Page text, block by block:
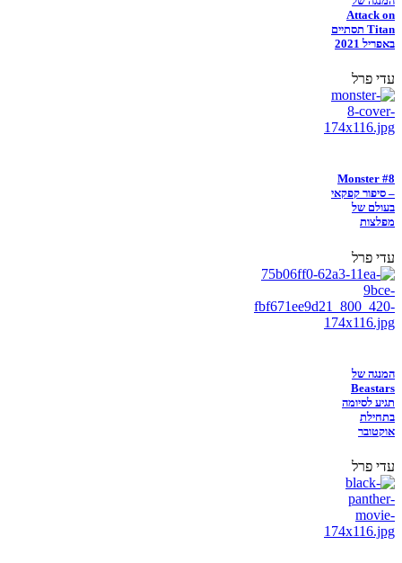
Attack on
Titan תסתיים
באפריל 2021
עדי פרל
Monster #8
– סיפור קפקאי
בעולם של
מפלצות
עדי פרל
המנגה של
Beastars
תגיע לסיומה
בתחילת
אוקטובר
עדי פרל